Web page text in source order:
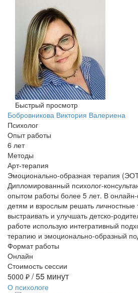
Быстрый просмотр
Бобровникова Виктория Валериена
Психолог
Опыт работы
6 лет
Методы
Арт-терапия
Эмоционально-образная терапия
Дипломированный психолог-
опытом работы более 5 лет. В
детям и взрослым решать личностные
выстраивать и улучшать детско-
работе использую интегративный
терапию и эмоционально-образный
Формат работы
Онлайн
Стоимость сессии
5000 ₽ / 55 минут
О психологе